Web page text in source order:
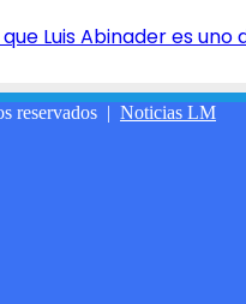
Luis Abinader es
reservados | Noticias LM